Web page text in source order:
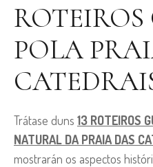
POLA
Trátase duns 13 ROTEIROS
NATURAL DA PRAIA DAS
mostrarán os aspectos